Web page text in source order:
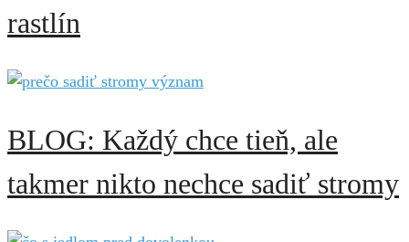
rastlín
BLOG: Každý chce tieň, ale
takmer nikto nechce sadiť stromy